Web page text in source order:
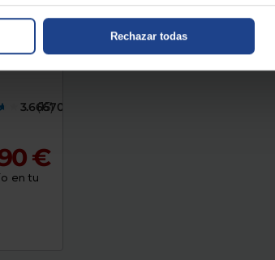
Rechazar todas
3.6667000
(15)
€
en tu